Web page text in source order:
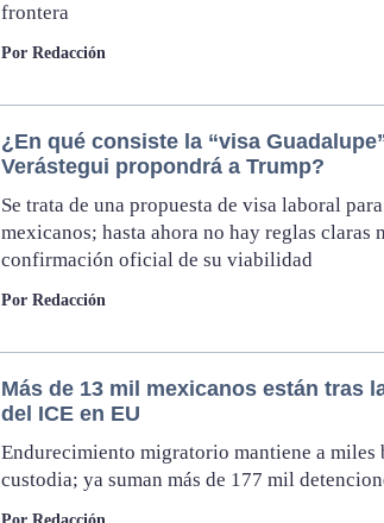
frontera
Por Redacción
¿En qué consiste la “visa
Verástegui propondrá a Trump?
Se trata de una propuesta de visa laboral para
mexicanos; hasta ahora no hay reglas claras
confirmación oficial de su viabilidad
Por Redacción
Más de 13 mil mexicanos están tras
del ICE en EU
Endurecimiento migratorio mantiene a miles
custodia; ya suman más de 177 mil